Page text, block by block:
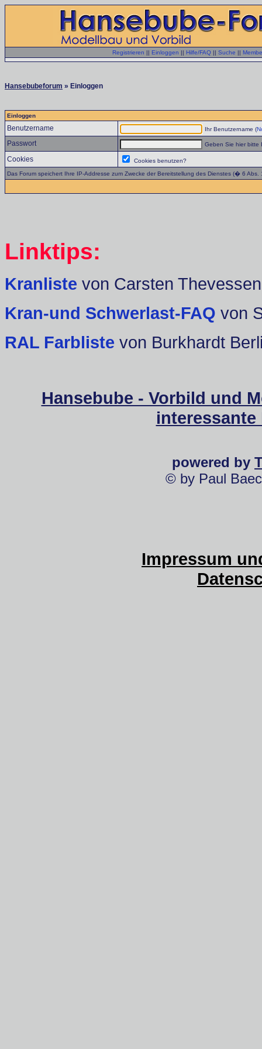
Registrieren || Einloggen || Hilfe/FAQ || Suche ||
Hansebubeforum » Einloggen
Einloggen
Benutzername Ihr Benutzername (
Passwort Geben Sie hier bitte
Cookies
Cookies benutzen?
Das Forum speichert Ihre IP-Addresse zum Zwecke der Bereitstellung des Dienstes (� 6
Linktips:
Kranliste von Carsten Thevessen
Kran-und Schwerlast-FAQ von
RAL Farbliste von Burkhardt
Hansebube - Vorbild und
powered by
© by Paul
Impressum